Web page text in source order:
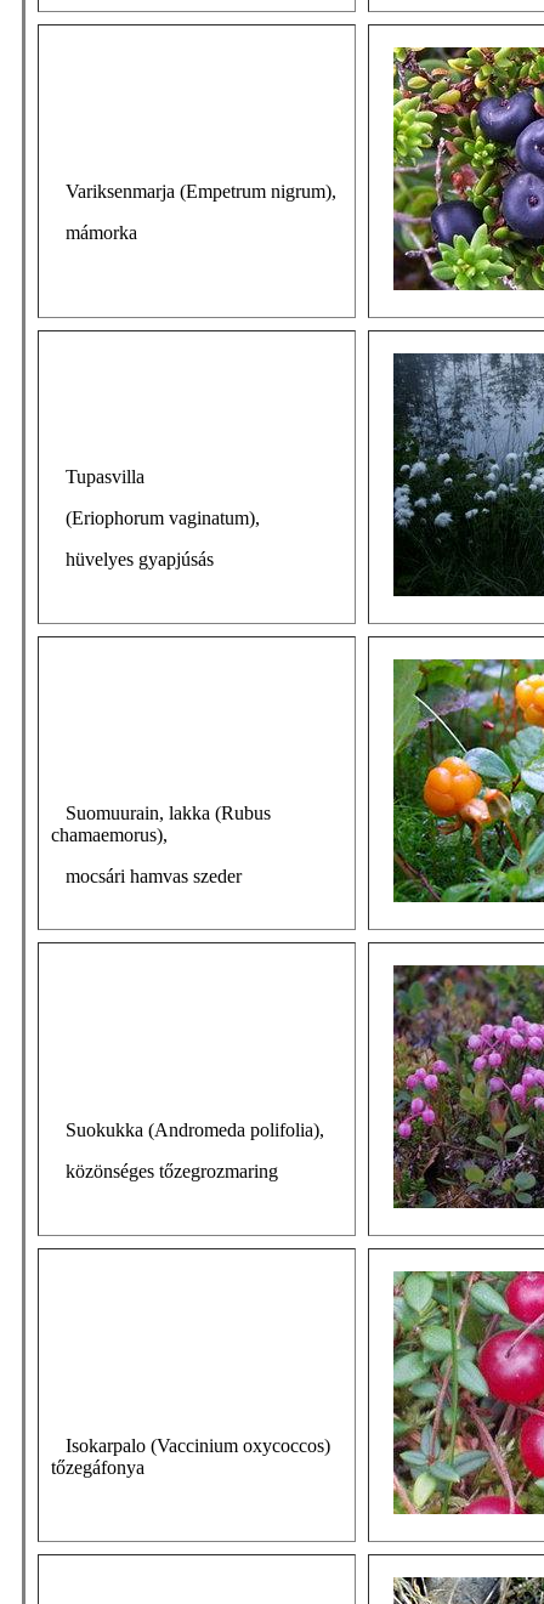
Variksenmarja (Empetrum nigrum),
mámorka
Tupasvilla
(Eriophorum vaginatum),
hüvelyes gyapjúsás
Suomuurain, lakka (Rubus
chamaemorus),
mocsári hamvas szeder
Suokukka (Andromeda polifolia),
közönséges tőzegrozmaring
Isokarpalo (Vaccinium oxycoccos)
tőzegáfonya